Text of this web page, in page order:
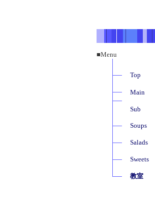
■Menu
Top
Main
Sub
Soups
Salads
Sweets
教室